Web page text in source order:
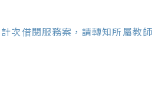
次借閱服務案，請轉知所屬教師